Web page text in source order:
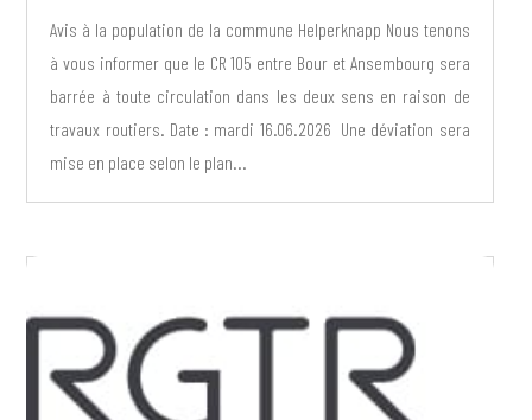
Avis à la population de la commune Helperknapp Nous tenons
à vous informer que le CR 105 entre Bour et Ansembourg sera
barrée à toute circulation dans les deux sens en raison de
travaux routiers. Date : mardi 16.06.2026 Une déviation sera
mise en place selon le plan...